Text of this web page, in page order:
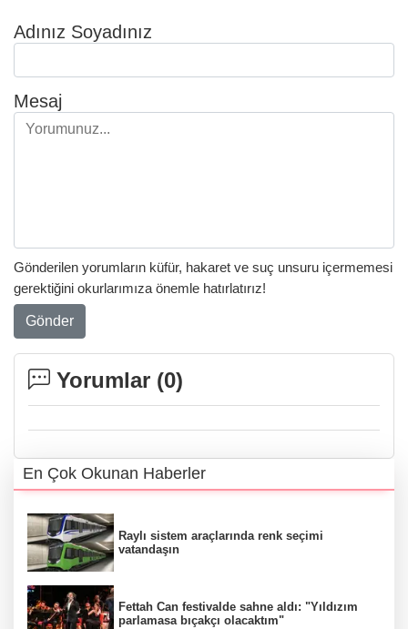
Adınız Soyadınız
Mesaj
Gönderilen yorumların küfür, hakaret ve suç unsuru içermemesi
gerektiğini okurlarımıza önemle hatırlatırız!
Gönder
Yorumlar (0)
En Çok Okunan Haberler
Raylı sistem araçlarında renk seçimi
vatandaşın
Fettah Can festivalde sahne aldı: "Yıldızım
parlamasa bıçakçı olacaktım"